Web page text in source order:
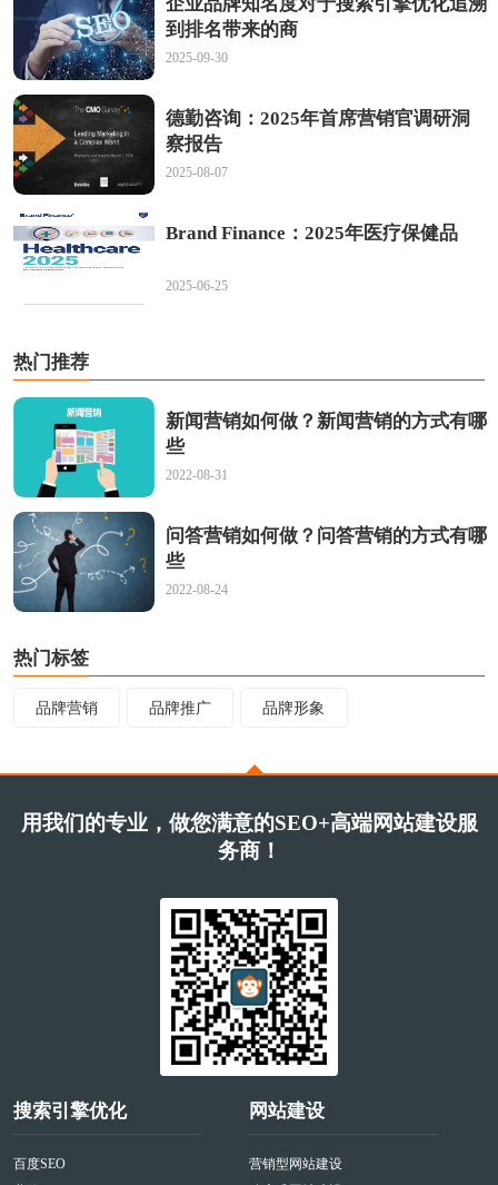
到排名带来的商
2025-09-30
德勤咨询：2025年首席营销官调研洞
察报告
2025-08-07
Brand Finance：2025年医疗保健品
2025-06-25
热门推荐
新闻营销如何做？新闻营销的方式有哪
些
2022-08-31
问答营销如何做？问答营销的方式有哪
些
2022-08-24
热门标签
品牌营销 品牌推广 品牌形象
用我们的专业，做您满意的SEO+高端网站建设服
务商！
搜索引擎优化
百度SEO
网站建设
营销型网站建设